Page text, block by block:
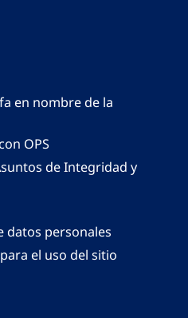
en nombre de la
OPS
de Integridad y
datos personales
el uso del sitio